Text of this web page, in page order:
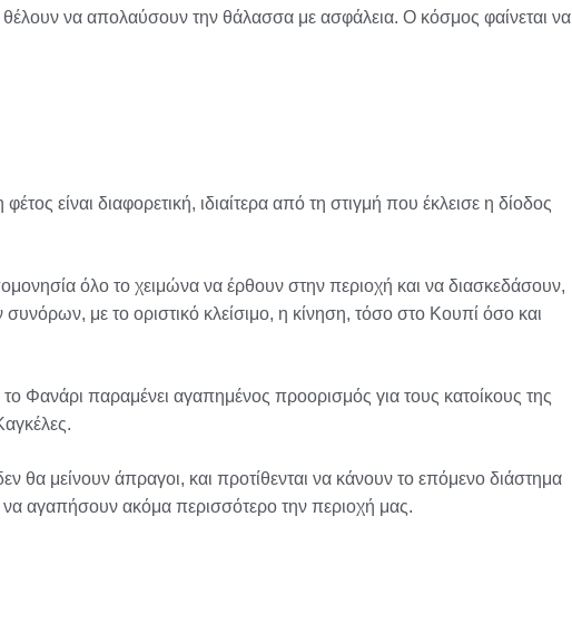
να απολαύσουν την θάλασσα με ασφάλεια. Ο κόσμος φαίνεται να
είναι διαφορετική, ιδιαίτερα από τη στιγμή που έκλεισε η δίοδος
όλο το χειμώνα να έρθουν στην περιοχή και να διασκεδάσουν,
συνόρων, με το οριστικό κλείσιμο, η κίνηση, τόσο στο Κουπί όσο και
Φανάρι παραμένει αγαπημένος προορισμός για τους κατοίκους της
θα μείνουν άπραγοι, και προτίθενται να κάνουν το επόμενο διάστημα
αγαπήσουν ακόμα περισσότερο την περιοχή μας.